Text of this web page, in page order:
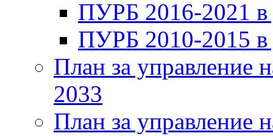
ПУРБ 2016-2021 в
ПУРБ 2010-2015 в
План за управление
2033
План за управление